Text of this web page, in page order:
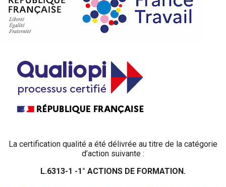
La certification qualité a été délivrée au titre de la catégorie
d’action suivante :
L.6313-1 -1° ACTIONS DE FORMATION.